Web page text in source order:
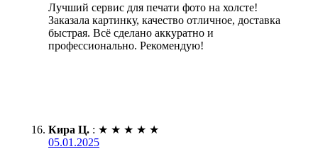
Лучший сервис для печати фото на холсте!
Заказала картинку, качество отличное, доставка
быстрая. Всё сделано аккуратно и
профессионально. Рекомендую!
Кира Ц. : ★ ★ ★ ★ ★
05.01.2025